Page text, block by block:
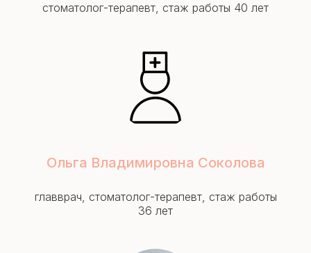
стоматолог-терапевт, стаж работы 40 лет
Ольга Владимировна Соколова
главврач, стоматолог-терапевт, стаж работы
36 лет